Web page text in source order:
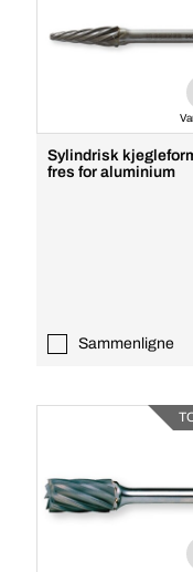
Sylindrisk
fres for aluminium
Sammenligne